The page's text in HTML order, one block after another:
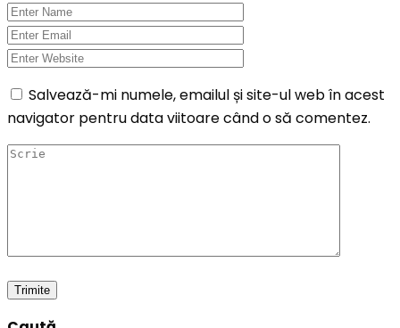
Salvează-mi numele, emailul și site-ul web în acest
navigator pentru data viitoare când o să comentez.